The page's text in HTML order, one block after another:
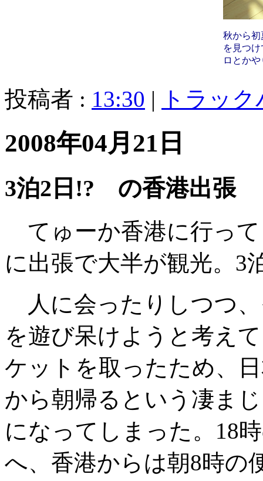
秋から初
を見つ
ロとか
投稿者 : 13:30 | トラッ
2008年04月21日
3泊2日!? の香港出張
てゅーか香港に行っ
に出張で大半が観光。3
人に会ったりしつつ
を遊び呆けようと考え
ケットを取ったため、
から朝帰るという凄ま
になってしまった。18
へ、香港からは朝8時の